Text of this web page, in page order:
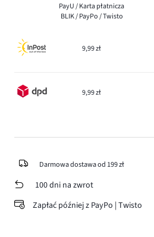
PayU / Karta płatnicza
BLIK / PayPo / Twisto
9,99 zł
9,99 zł
Darmowa dostawa od 199 zł
100 dni na zwrot
Zapłać później z PayPo | Twisto